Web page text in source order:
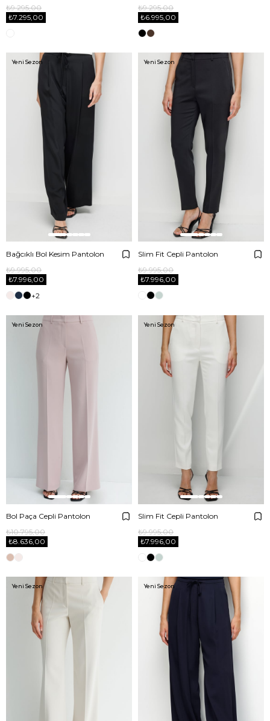
₺7.295,00
₺9.295,00
₺6.995,00
₺9.295,00
Bağcıklı Bol Kesim Pantolon
₺7.996,00
₺9.995,00
+2
Yeni Sezon
Slim Fit Cepli Pantolon
₺7.996,00
₺9.995,00
Yeni Sezon
Bol Paça Cepli Pantolon
₺8.636,00
₺10.795,00
Yeni Sezon
Slim Fit Cepli Pantolon
₺7.996,00
₺9.995,00
Yeni Sezon
Yeni Sezon Yeni Sezon